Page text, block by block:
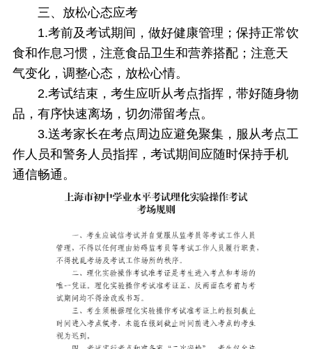
三、放松心态应考
1.考前及考试期间，做好健康管理；保持正常饮
食和作息习惯，注意食品卫生和营养搭配；注意天
气变化，调整心态，放松心情。
2.考试结束，考生应听从考点指挥，带好随身物
品，有序快速离场，切勿滞留考点。
3.送考家长在考点周边应避免聚集，服从考点工
作人员和警务人员指挥，考试期间应随时保持手机
通信畅通。